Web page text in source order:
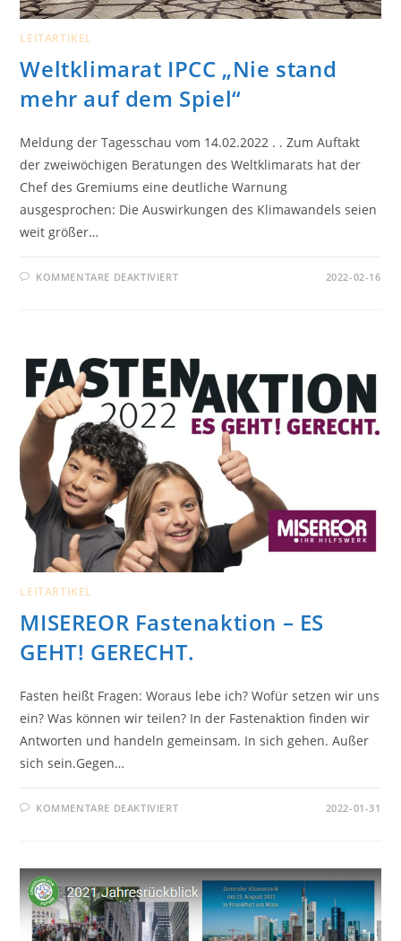
LEITARTIKEL
Weltklimarat IPCC „Nie stand
mehr auf dem Spiel“
Meldung der Tagesschau vom 14.02.2022 . . Zum Auftakt
der zweiwöchigen Beratungen des Weltklimarats hat der
Chef des Gremiums eine deutliche Warnung
ausgesprochen: Die Auswirkungen des Klimawandels seien
weit größer…
KOMMENTARE DEAKTIVIERTFÜR
DEM
SPIEL“
2022-02-16
LEITARTIKEL
MISEREOR Fastenaktion – ES
GEHT! GERECHT.
Fasten heißt Fragen: Woraus lebe ich? Wofür setzen wir uns
ein? Was können wir teilen? In der Fastenaktion finden wir
Antworten und handeln gemeinsam. In sich gehen. Außer
sich sein.Gegen…
KOMMENTARE DEAKTIVIERTFÜR
GEHT!
GERECHT.
2022-01-31